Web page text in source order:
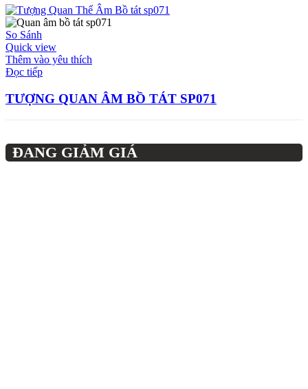
So Sánh
Quick view
Thêm vào yêu thích
Đọc tiếp
TƯỢNG QUAN ÂM BỒ TÁT SP071
ĐANG GIẢM GIÁ